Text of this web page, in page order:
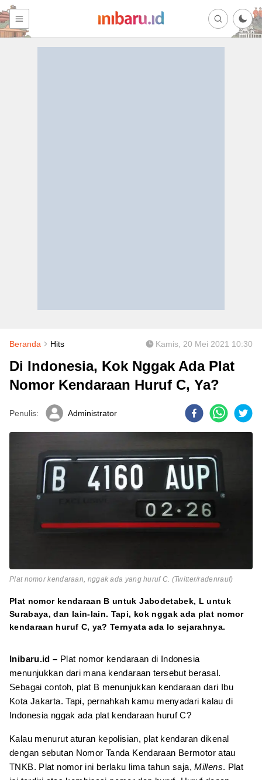
Beranda Hits Kamis, 20 Mei 2021 10:30
Di Indonesia, Kok Nggak Ada Plat
Nomor Kendaraan Huruf C, Ya?
Penulis: Administrator
Plat nomor kendaraan, nggak ada yang huruf C. (Twitter/radenrauf)
Plat nomor kendaraan B untuk Jabodetabek, L untuk
Surabaya, dan lain-lain. Tapi, kok nggak ada plat nomor
kendaraan huruf C, ya? Ternyata ada lo sejarahnya.
Inibaru.id – Plat nomor kendaraan di Indonesia
menunjukkan dari mana kendaraan tersebut berasal.
Sebagai contoh, plat B menunjukkan kendaraan dari Ibu
Kota Jakarta. Tapi, pernahkah kamu menyadari kalau di
Indonesia nggak ada plat kendaraan huruf C?
Kalau menurut aturan kepolisian, plat kendaran dikenal
dengan sebutan Nomor Tanda Kendaraan Bermotor atau
TNKB. Plat nomor ini berlaku lima tahun saja,Millens. Plat